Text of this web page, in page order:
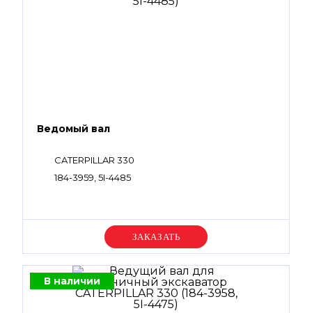
Ведомый вал
CATERPILLAR 330
184-3959, 5I-4485
Уточняйте цену
В наличии